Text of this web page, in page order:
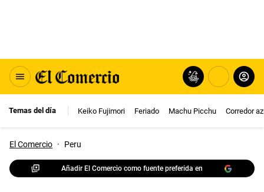
Temas del día Keiko Fujimori Feriado Machu Picchu Corredor
El Comercio · Peru
Añadir El Comercio como fuente preferida en